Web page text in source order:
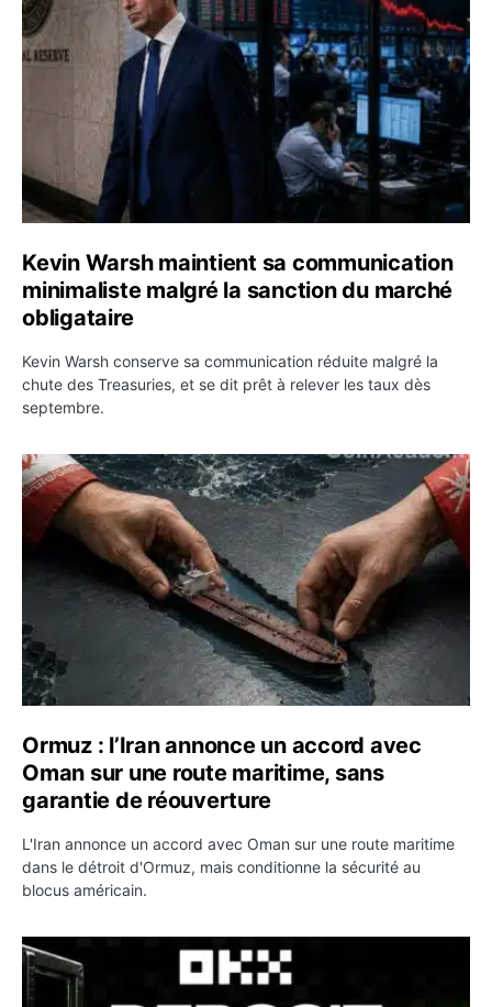
Kevin Warsh maintient sa communication
minimaliste malgré la sanction du marché
obligataire
Kevin Warsh conserve sa communication réduite malgré la
chute des Treasuries, et se dit prêt à relever les taux dès
septembre.
Ormuz : l’Iran annonce un accord avec Oman sur une
Ormuz : l’Iran annonce un accord avec
Oman sur une route maritime, sans
garantie de réouverture
L'Iran annonce un accord avec Oman sur une route maritime
dans le détroit d'Ormuz, mais conditionne la sécurité au
blocus américain.
OKX relance une campagne Deposit Bonus : jusqu’à 5